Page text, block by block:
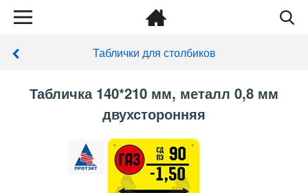
Таблички для столбиков
Табличка 140*210 мм, металл 0,8 мм
двухсторонняя